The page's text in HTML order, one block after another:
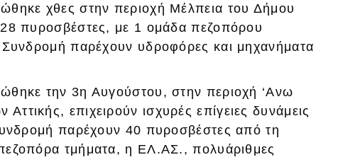
χθες στην περιοχή Μέλπεια του Δήμου
28 πυροσβέστες, με 1 ομάδα πεζοπόρου
παρέχουν υδροφόρες και μηχανήματα
την 3η Αυγούστου, στην περιοχή ‘Ανω
επιχειρούν ισχυρές επίγειες δυνάμεις
παρέχουν 40 πυροσβέστες από τη
τμήματα, η ΕΛ.ΑΣ., πολυάριθμες